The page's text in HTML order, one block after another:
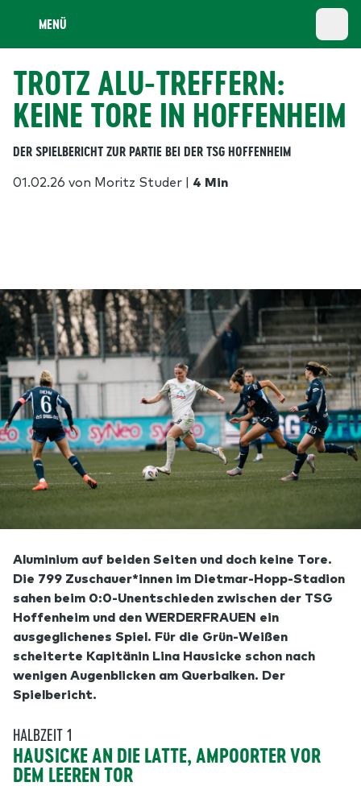
MENÜ
TROTZ ALU-TREFFERN:
KEINE TORE IN HOFFENHEIM
DER SPIELBERICHT ZUR PARTIE BEI DER TSG HOFFENHEIM
01.02.26 von Moritz Studer | 4 Min
Aluminium auf beiden Seiten und doch keine Tore.
Die 799 Zuschauer*innen im Dietmar-Hopp-Stadion
sahen beim 0:0-Unentschieden zwischen der TSG
Hoffenheim und den WERDERFRAUEN ein
ausgeglichenes Spiel. Für die Grün-Weißen
scheiterte Kapitänin Lina Hausicke schon nach
wenigen Augenblicken am Querbalken. Der
Spielbericht.
HALBZEIT 1
HAUSICKE AN DIE LATTE, AMPOORTER VOR
DEM LEEREN TOR